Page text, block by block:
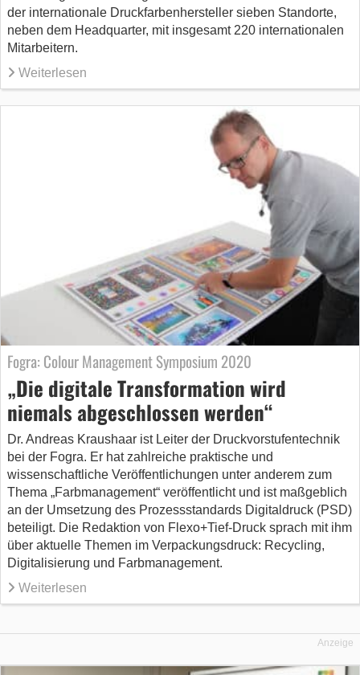
der internationale Druckfarbenhersteller sieben Standorte,
neben dem Headquarter, mit insgesamt 220 internationalen
Mitarbeitern.
Weiterlesen
Fogra: Colour Management Symposium 2020
„Die digitale Transformation wird
niemals abgeschlossen werden“
Dr. Andreas Kraushaar ist Leiter der Druckvorstufentechnik
bei der Fogra. Er hat zahlreiche praktische und
wissenschaftliche Veröffentlichungen unter anderem zum
Thema „Farbmanagement“ veröffentlicht und ist maßgeblich
an der Umsetzung des Prozessstandards Digitaldruck (PSD)
beteiligt. Die Redaktion von Flexo+Tief-Druck sprach mit ihm
über aktuelle Themen im Verpackungsdruck: Recycling,
Digitalisierung und Farbmanagement.
Weiterlesen
Anzeige